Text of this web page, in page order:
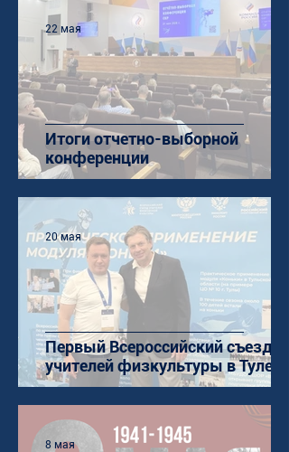
Итоги отчетно-выборной
конференции
22 мая
Первый Всероссийский съезд
учителей физкультуры в Туле
20 мая
8 мая